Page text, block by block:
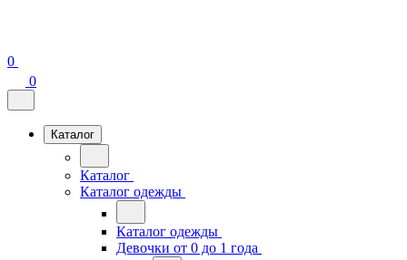
0
0
Каталог
Каталог
Каталог одежды
Каталог одежды
Девочки от 0 до 1 года